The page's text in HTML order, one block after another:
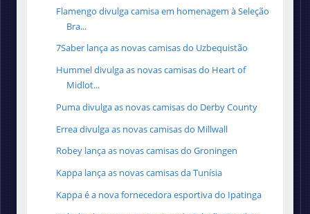
Flamengo divulga camisa em homenagem à Seleção
Bra...
7Saber lança as novas camisas do Uzbequistão
Hummel divulga as novas camisas do Heart of
Midlot...
Puma divulga as novas camisas do Derby County
Errea divulga as novas camisas do Millwall
Robey lança as novas camisas do Groningen
Kappa lança as novas camisas da Tunísia
Kappa é a nova fornecedora esportiva do Ipatinga